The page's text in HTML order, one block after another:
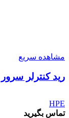
مشاهده سریع
رید کنترلر سرور MR408i‑o G11 4GB P58335-B21
HPE
تماس بگیرید